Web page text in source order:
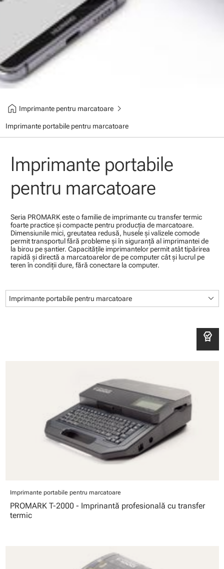
home Imprimante pentru marcatoarechevron_right
Imprimante portabile pentru marcatoare
Imprimante portabile
pentru marcatoare
Seria PROMARK este o familie de imprimante cu transfer termic
foarte practice şi compacte pentru producţia de marcatoare.
Dimensiunile mici, greutatea redusă, husele şi valizele comode
permit transportul fără probleme şi în siguranţă al imprimantei de
la birou pe şantier. Capacităţile imprimantelor permit atât tipărirea
rapidă şi directă a marcatoarelor de pe computer cât şi lucrul pe
teren în condiţii dure, fără conectare la computer.
Imprimante portabile pentru marcatoare keyboard_arrow_down
editor_choice
Imprimante portabile pentru marcatoare
PROMARK T-2000 - Imprinantă profesională cu transfer
termic